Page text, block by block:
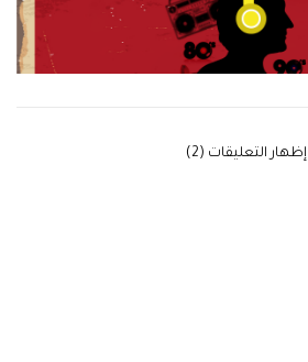
‫إظهار التعليقات (2)